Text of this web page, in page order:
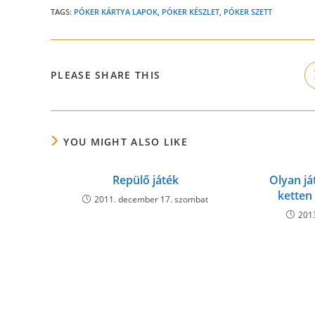
TAGS: PÓKER KÁRTYA LAPOK, PÓKER KÉSZLET, PÓKER SZETT
PLEASE SHARE THIS
YOU MIGHT ALSO LIKE
Repülő játék
2011. december 17. szombat
Olyan
ketten